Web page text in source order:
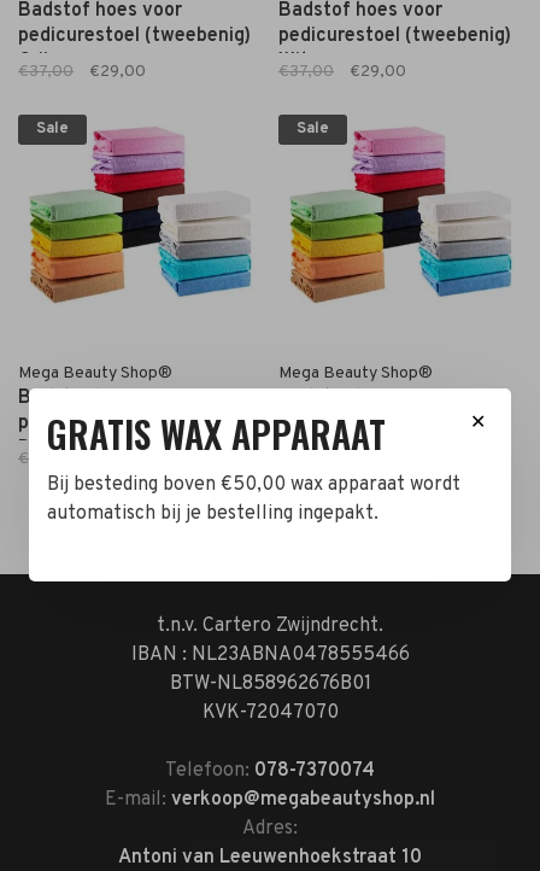
Badstof hoes voor
pedicurestoel (tweebenig)
Grijs
€37,00 €29,00
Badstof hoes voor
pedicurestoel (tweebenig)
Wit
€37,00 €29,00
Sale
Mega Beauty Shop®
Badstof hoes voor
pedicurestoel (tweebenig)
Donker Roze
€37,00
Sale
Mega Beauty Shop®
pedicurestoel (tweebenig)
Donker Grijs
t.n.v. Cartero Zwijndrecht.
IBAN : NL23ABNA0478555466
BTW-NL858962676B01
KVK-72047070
Telefoon: 078-7370074
E-mail: verkoop@megabeautyshop.nl
Adres:
Antoni van Leeuwenhoekstraat 10
✕
GRATIS WAX APPARAAT
Bij besteding boven €50,00 wax apparaat wordt
automatisch bij je bestelling ingepakt.